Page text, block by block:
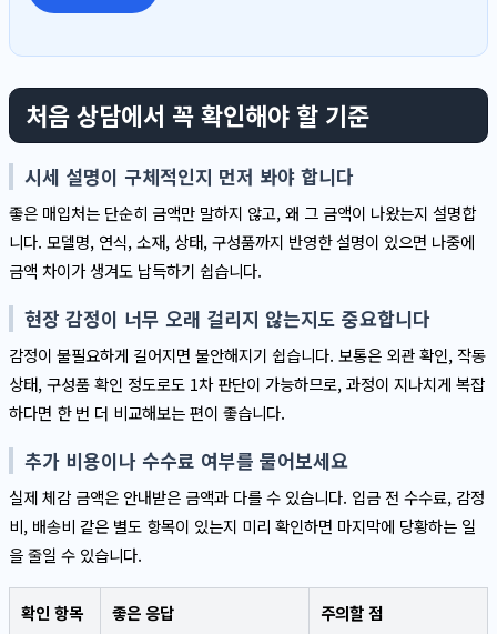
처음 상담에서 꼭 확인해야 할 기준
시세 설명이 구체적인지 먼저 봐야 합니다
좋은 매입처는 단순히 금액만 말하지 않고, 왜 그 금액이 나왔는지 설명합
니다. 모델명, 연식, 소재, 상태, 구성품까지 반영한 설명이 있으면 나중에
금액 차이가 생겨도 납득하기 쉽습니다.
현장 감정이 너무 오래 걸리지 않는지도 중요합니다
감정이 불필요하게 길어지면 불안해지기 쉽습니다. 보통은 외관 확인, 작동
상태, 구성품 확인 정도로도 1차 판단이 가능하므로, 과정이 지나치게 복잡
하다면 한 번 더 비교해보는 편이 좋습니다.
추가 비용이나 수수료 여부를 물어보세요
실제 체감 금액은 안내받은 금액과 다를 수 있습니다. 입금 전 수수료, 감정
비, 배송비 같은 별도 항목이 있는지 미리 확인하면 마지막에 당황하는 일
을 줄일 수 있습니다.
확인 항목 좋은 응답 주의할 점